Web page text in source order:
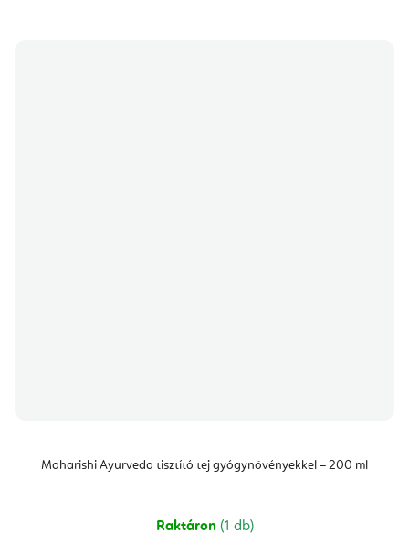
Maharishi Ayurveda tisztító tej gyógynövényekkel – 200 ml
Raktáron (1 db)